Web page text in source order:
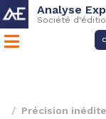
Analyse
Société
Précision